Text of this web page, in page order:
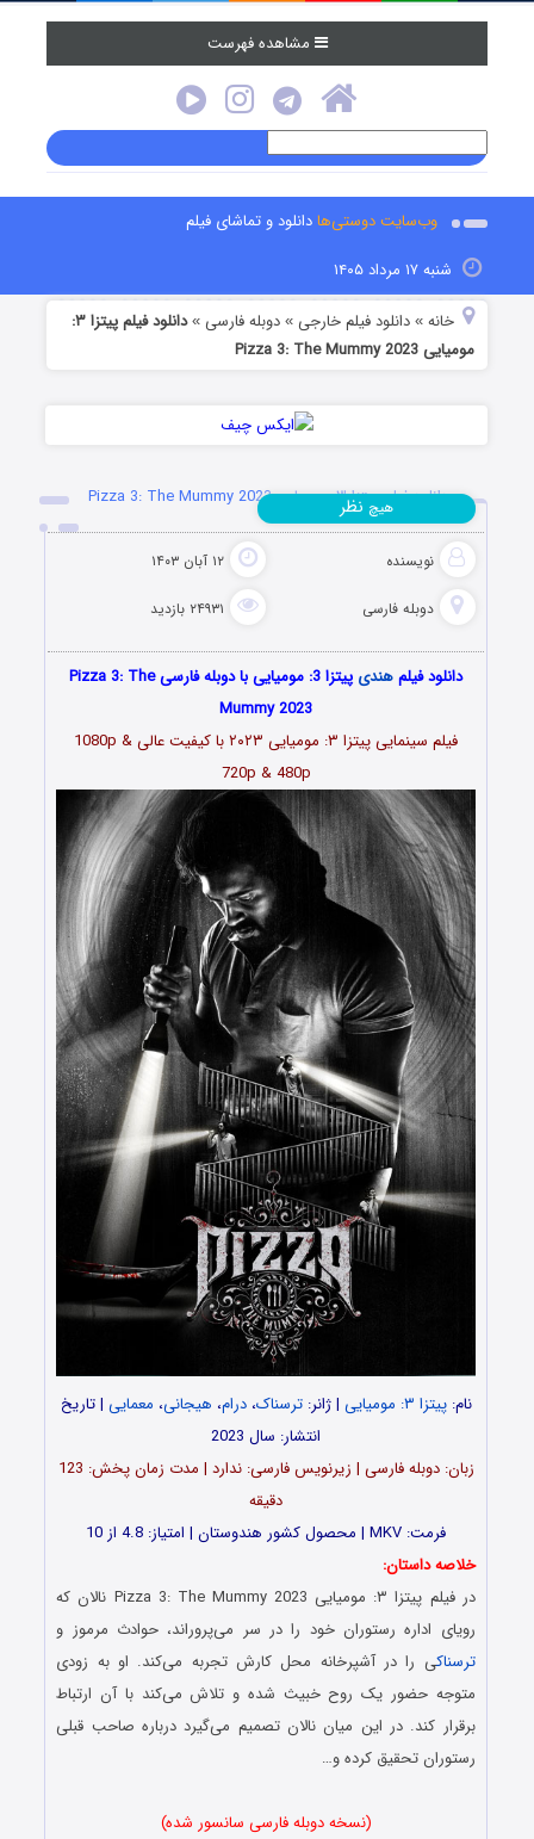
مشاهده فهرست
وب‌سایت دوستی‌هادانلود و تماشای فیلم
شنبه ۱۷ مرداد ۱۴۰۵
خانه »دانلود فیلم خارجی »دوبله فارسی »
دانلود فیلم پیتزا ۳:
مومیایی Pizza 3: The Mummy 2023
دانلود فیلم پیتزا ۳: مومیایی Pizza 3: The Mummy 2023
نویسنده ۱۲ آبان ۱۴۰۳
دوبله فارسی ۲۴۹۳۱ بازدید
هیچ نظر
دانلود فیلمهندی
پیتزا 3: مومیایی با دوبله فارسی Pizza 3: The
Mummy 2023
فیلم سینمایی پیتزا ۳: مومیایی ۲۰۲۳ با کیفیت عالی
1080p &
720p & 480p
نام:پیتزا ۳: مومیایی | ژانر:ترسناک،درام، هیجانی، معمایی | تاریخ
انتشار: سال 2023
زبان: دوبله فارسی | زیرنویس فارسی: ندارد | مدت زمان پخش: 123
دقیقه
فرمت: MKV | محصول کشور هندوستان | امتیاز: 4.8 از 10
خلاصه داستان:
در فیلم پیتزا ۳: مومیایی Pizza 3: The Mummy 2023 نالان که
رویای اداره رستوران خود را در سر می‌پروراند، حوادث مرموز و
ترسناکی را در آشپرخانه محل کارش تجربه می‌کند. او به زودی
متوجه حضور یک روح خبیث شده و تلاش می‌کند با آن ارتباط
برقرار کند. در این میان نالان تصمیم می‌گیرد درباره صاحب قبلی
رستوران تحقیق کرده و…
(نسخه دوبله فارسی سانسور شده)